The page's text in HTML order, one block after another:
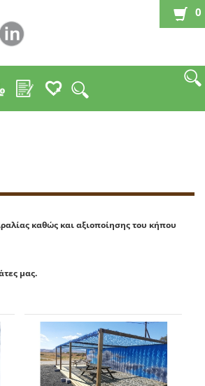
0
καθώς και αξιοποίησης του κήπου
μας.